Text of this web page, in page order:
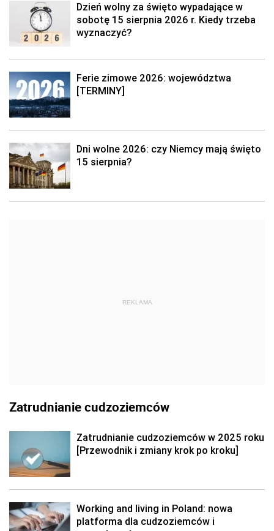
Dzień wolny za święto wypadające w
sobotę 15 sierpnia 2026 r. Kiedy trzeba
wyznaczyć?
Ferie zimowe 2026: województwa
[TERMINY]
Dni wolne 2026: czy Niemcy mają święto
15 sierpnia?
REKLAMA
Zatrudnianie cudzoziemców
Zatrudnianie cudzoziemców w 2025 roku
[Przewodnik i zmiany krok po kroku]
Working and living in Poland: nowa
platforma dla cudzoziemców i